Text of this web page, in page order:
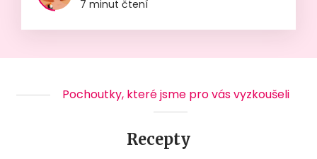
7 minut čtení
Pochoutky, které jsme pro vás vyzkoušeli
Recepty